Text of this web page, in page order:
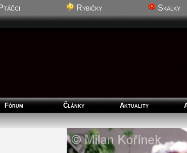
Rybičky Skalky
Fórum Články Aktuality